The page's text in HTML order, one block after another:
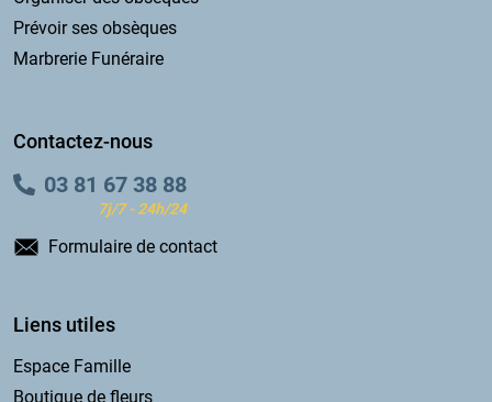
Prévoir ses obsèques
Marbrerie Funéraire
Contactez-nous
03 81 67 38 88
7j/7 - 24h/24
Formulaire de contact
Liens utiles
Espace Famille
Boutique de fleurs